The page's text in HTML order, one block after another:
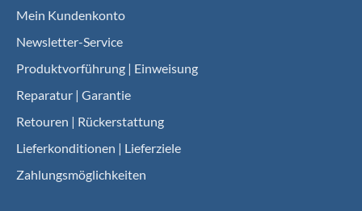
Mein Kundenkonto
Newsletter-Service
Produktvorführung | Einweisung
Reparatur | Garantie
Retouren | Rückerstattung
Lieferkonditionen | Lieferziele
Zahlungsmöglichkeiten